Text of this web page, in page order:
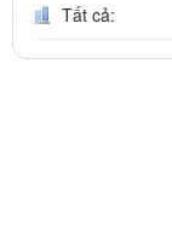
Tất cả: